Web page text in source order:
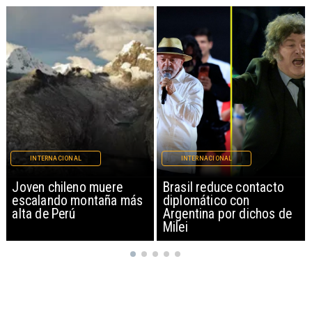
Brasil reduce contacto
diplomático con
Argentina por dichos de
INTERNACIONAL
China restringe
exportación de drones a
EEUU y sanciona
empresas
INTERNACIONAL